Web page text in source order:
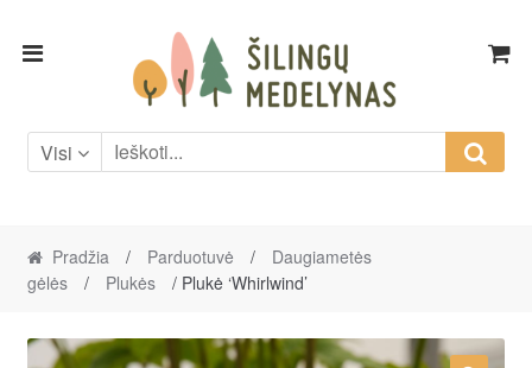
Skip
Skip
Visi
Pradžia / Parduotuvė /
Daugiametės
gėlės
/ Plukės / Plukė ‘Whirlwind’